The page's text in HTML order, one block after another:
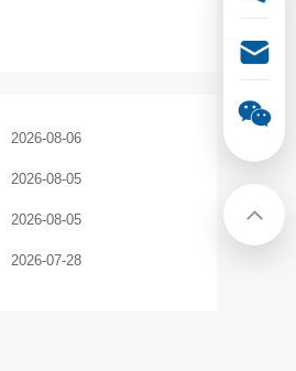
2026-08-06
2026-08-05
2026-08-05
2026-07-28